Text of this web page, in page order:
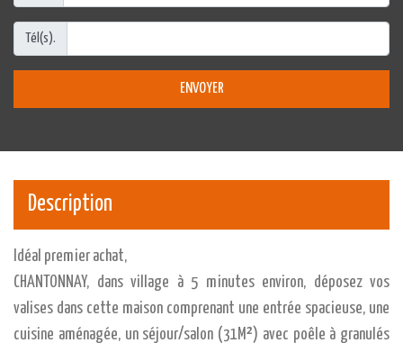
Tél(s).
ENVOYER
Description
Idéal premier achat,
CHANTONNAY, dans village à 5 minutes environ, déposez vos
valises dans cette maison comprenant une entrée spacieuse, une
cuisine aménagée, un séjour/salon (31M²) avec poêle à granulés